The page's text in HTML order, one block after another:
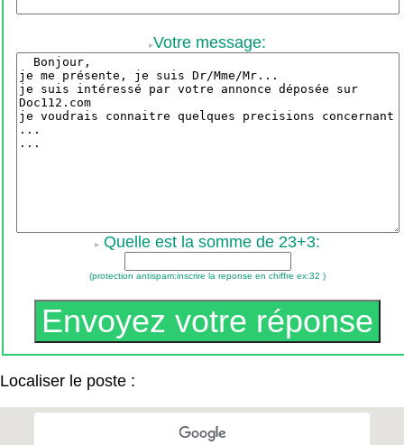
Votre message:
Quelle est la somme de 23+3:
(protection antispam:inscrire la reponse en chiffre ex:32 )
Localiser le poste :